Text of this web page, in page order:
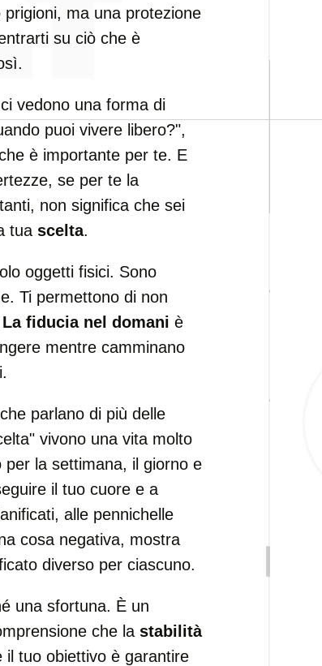
prigioni, ma una protezione
su ciò che è
vedono una forma di
puoi vivere libero?",
è importante per te. E
se per te la
non significa che sei
tua scelta.
oggetti fisici. Sono
Ti permettono di non
La fiducia nel domani è
mentre camminano
parlano di più delle
vivono una vita molto
la settimana, il giorno e
il tuo cuore e a
alle pennichelle
cosa negativa, mostra
diverso per ciascuno.
una sfortuna. È un
che la stabilità
tuo obiettivo è garantire